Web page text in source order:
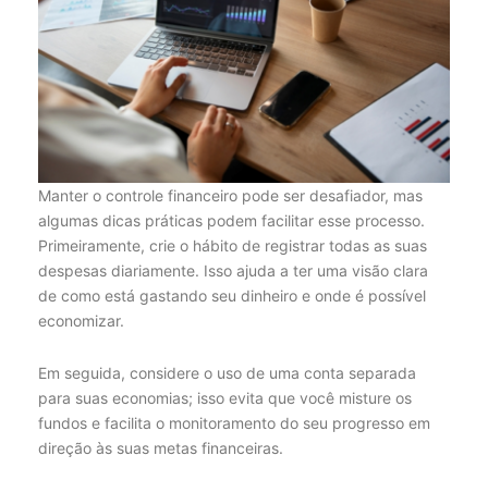
Manter o controle financeiro pode ser desafiador, mas
algumas dicas práticas podem facilitar esse processo.
Primeiramente, crie o hábito de registrar todas as suas
despesas diariamente. Isso ajuda a ter uma visão clara
de como está gastando seu dinheiro e onde é possível
economizar.
Em seguida, considere o uso de uma conta separada
para suas economias; isso evita que você misture os
fundos e facilita o monitoramento do seu progresso em
direção às suas metas financeiras.